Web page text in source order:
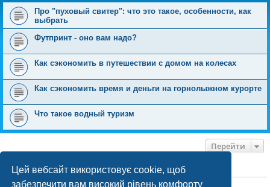
Цей вебсайт використовує cookie, щоб
забезпечити вам високий рівень комфорту
Про "пуховый свитер": что это такое, особенности, как
выбрать
Футпринт - оно вам надо?
Как сэкономить в путешествии с домом на колесах
Как сэкономить время и деньги на горнолыжном курорте
Что такое водный туризм
Перейти
ХТО ЗАРАЗ ОНЛАЙН
Зараз переглядають цей форум:ClaudeBot [бот ШІ]і 0 гостей